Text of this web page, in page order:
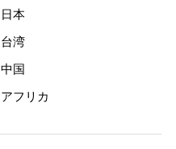
日本
台湾
中国
アフリカ